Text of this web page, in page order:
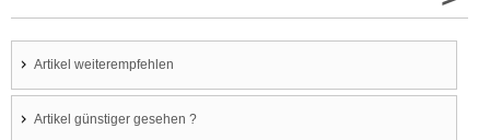
Artikel weiterempfehlen
Artikel günstiger gesehen ?